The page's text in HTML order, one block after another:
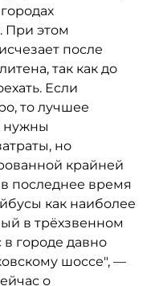
При этом
после
так как до
Если
то лучшее
нужны
но
крайней
последнее время
как наиболее
в трёхзвенном
городе давно
шоссе", —
о